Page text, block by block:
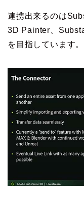
連携出来るのは
3D Painter、
を目指しています。